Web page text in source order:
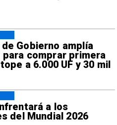
Gobierno amplía
para comprar primera
a 6.000 UF y 30 mil
a los
del Mundial 2026